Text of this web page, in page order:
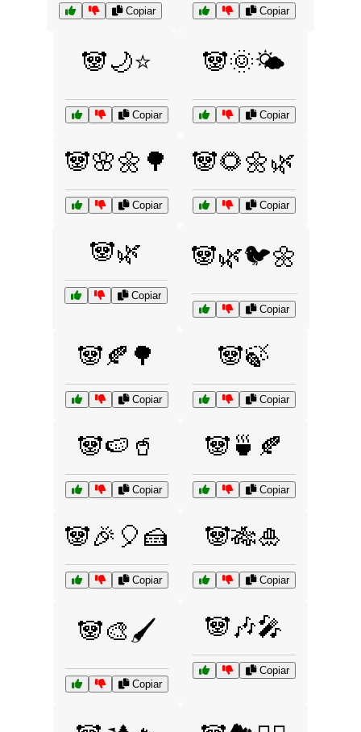
Copiar Copiar
🐼🌙⭐
Copiar
🐼🌞🌤️
Copiar
🐼🌸🌼🌳
Copiar
🐼🌻🌼🌿
Copiar
🐼🌿
Copiar
🐼🌿🐦🌼
Copiar
🐼🍂🌳
Copiar
🐼🍃
Copiar
🐼🍉🥤
Copiar
🐼🍵🍂
Copiar
🐼🎉🎈🍰
Copiar
🐼🎋🎍
Copiar
🐼🎨🖌️
Copiar
🐼🎶🎤
Copiar